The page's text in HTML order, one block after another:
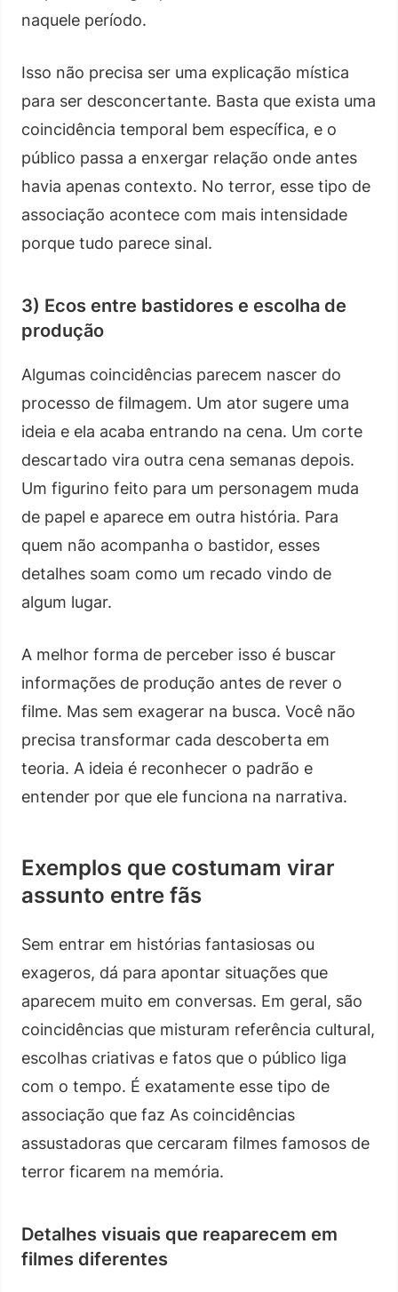
naquele período.
Isso não precisa ser uma explicação mística
para ser desconcertante. Basta que exista uma
coincidência temporal bem específica, e o
público passa a enxergar relação onde antes
havia apenas contexto. No terror, esse tipo de
associação acontece com mais intensidade
porque tudo parece sinal.
3) Ecos entre bastidores e escolha de
produção
Algumas coincidências parecem nascer do
processo de filmagem. Um ator sugere uma
ideia e ela acaba entrando na cena. Um corte
descartado vira outra cena semanas depois.
Um figurino feito para um personagem muda
de papel e aparece em outra história. Para
quem não acompanha o bastidor, esses
detalhes soam como um recado vindo de
algum lugar.
A melhor forma de perceber isso é buscar
informações de produção antes de rever o
filme. Mas sem exagerar na busca. Você não
precisa transformar cada descoberta em
teoria. A ideia é reconhecer o padrão e
entender por que ele funciona na narrativa.
Exemplos que costumam virar
assunto entre fãs
Sem entrar em histórias fantasiosas ou
exageros, dá para apontar situações que
aparecem muito em conversas. Em geral, são
coincidências que misturam referência cultural,
escolhas criativas e fatos que o público liga
com o tempo. É exatamente esse tipo de
associação que faz As coincidências
assustadoras que cercaram filmes famosos de
terror ficarem na memória.
Detalhes visuais que reaparecem em
filmes diferentes